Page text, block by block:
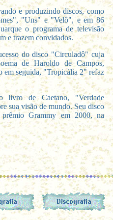
e produzindo discos, como
"Uns" e "Velô", e em 86
o programa de televisão
e trazem convidados.
do disco "Circuladô" cuja
de Haroldo de Campos,
em seguida, "Tropicália 2" refaz
de Caetano, "Verdade
sua visão de mundo. Seu disco
Grammy em 2000, na